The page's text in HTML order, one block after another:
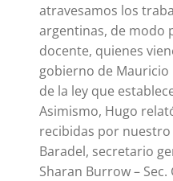
atravesamos los
argentinas, de modo
docente, quienes
gobierno de Mauricio
de la ley que
Asimismo, Hugo
recibidas por
Baradel, secretario
Sharan Burrow – Sec.